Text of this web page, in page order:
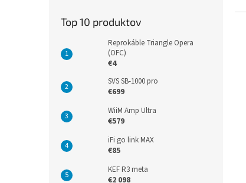
Top 10 produktov
Reprokáble Triangle Opera
(OFC)
€4
SVS SB-1000 pro
€699
WiiM Amp Ultra
€579
iFi go link MAX
€85
KEF R3 meta
€2 098